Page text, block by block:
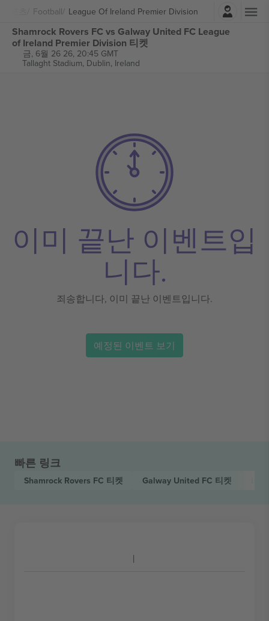
Football League Of Ireland Premier Division
로그인
Shamrock Rovers FC vs Galway United FC League
of Ireland Premier Division 티켓
금, 6월 26 26, 20:45 GMT
Tallaght Stadium, Dublin, Ireland
이미 끝난 이벤트입
니다.
죄송합니다, 이미 끝난 이벤트입니다.
예정된 이벤트 보기
빠른 링크
Shamrock Rovers FC 티켓 Galway United FC 티켓